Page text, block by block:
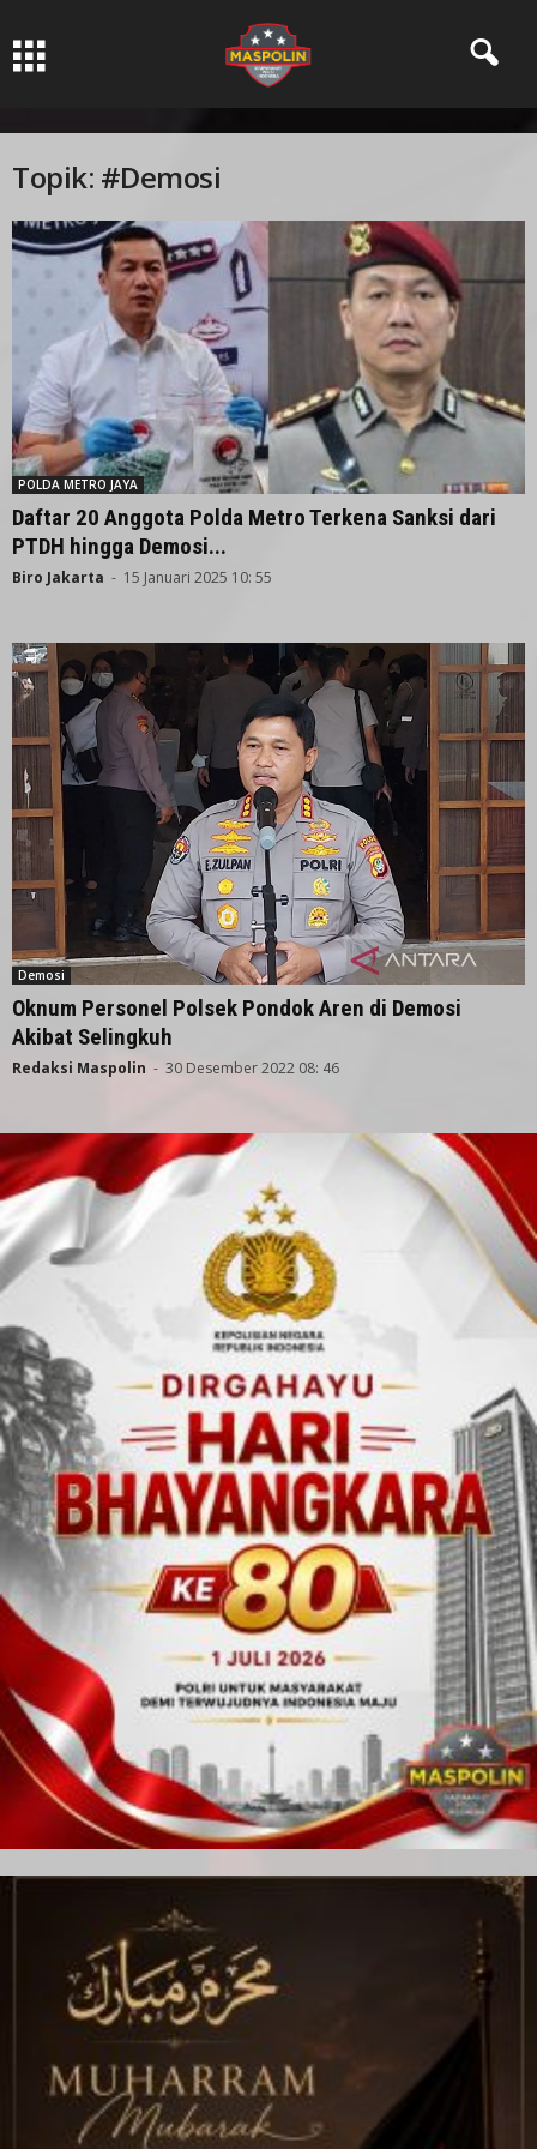
Topik: #Demosi
POLDA METRO JAYA
Daftar 20 Anggota Polda Metro Terkena Sanksi dari
PTDH hingga Demosi...
Biro Jakarta - 15 Januari 2025 10: 55
Demosi
Oknum Personel Polsek Pondok Aren di Demosi
Akibat Selingkuh
Redaksi Maspolin - 30 Desember 2022 08: 46